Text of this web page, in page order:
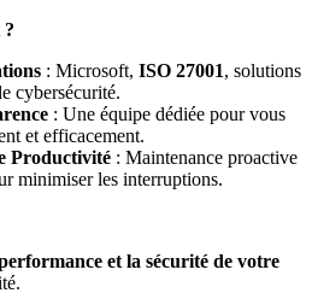
: Microsoft, ISO 27001, solutions
cybersécurité.
: Une équipe dédiée pour vous
et efficacement.
Productivité : Maintenance proactive
minimiser les interruptions.
et la sécurité de votre